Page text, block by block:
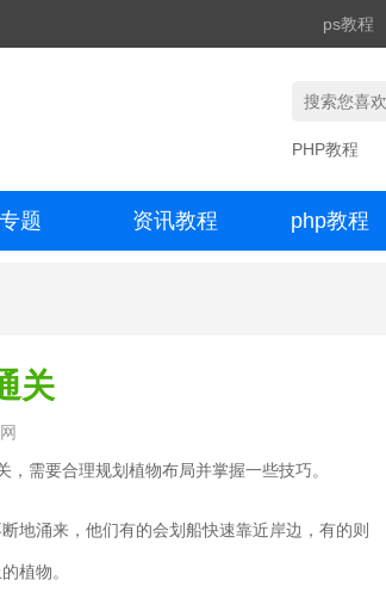
ps教程
PHP教程
专题 资讯教程 php教程
关
需要合理规划植物布局并掌握一些技巧。
地涌来，他们有的会划船快速靠近岸边，有的则
植物。